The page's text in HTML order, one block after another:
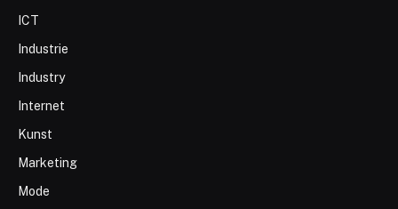
ICT
Industrie
Industry
Internet
Kunst
Marketing
Mode